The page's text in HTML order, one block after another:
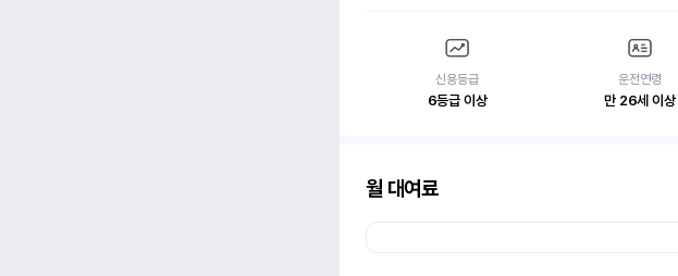
신용등급
6등급 이상
운전연령
만 26세 이상
월 대여료